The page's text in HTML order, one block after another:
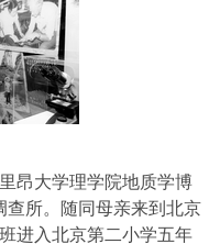
昂大学理学院地质学博
查所。随同母亲来到北京
进入北京第二小学五年